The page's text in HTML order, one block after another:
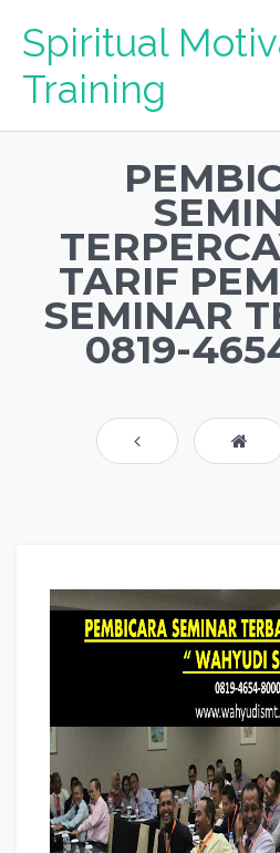
Spiritual
Training
TARIF
SEMINAR
0819-